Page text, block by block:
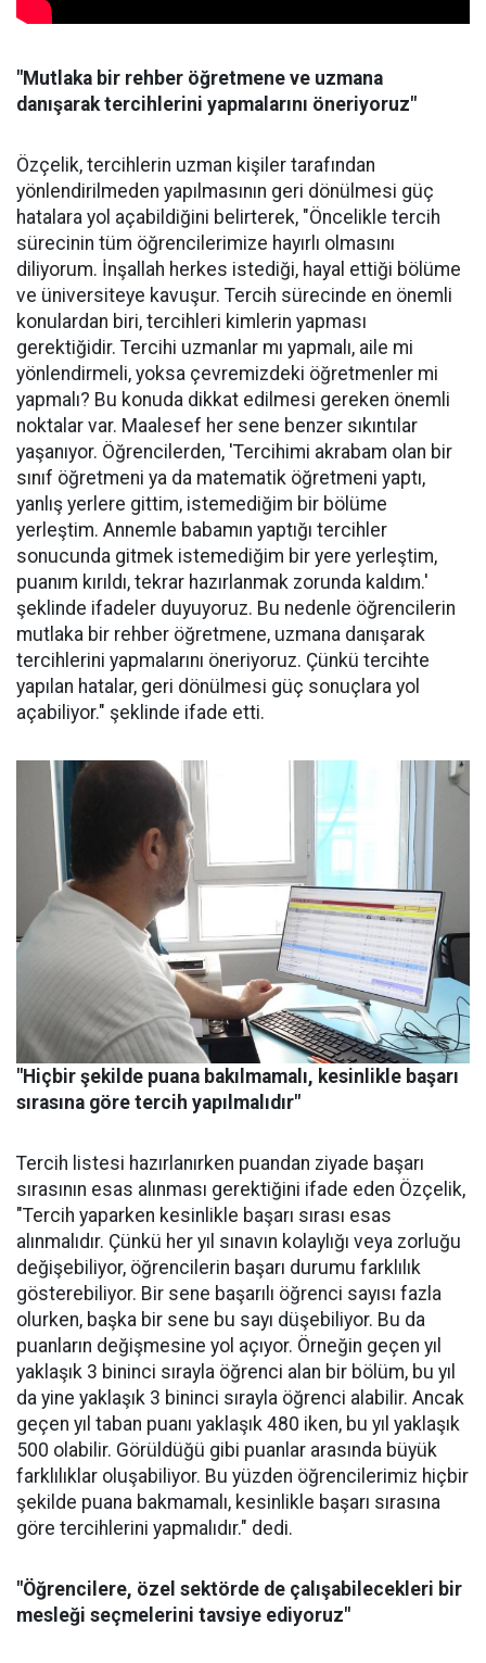
"Mutlaka bir rehber öğretmene ve uzmana
danışarak tercihlerini yapmalarını öneriyoruz"
Özçelik, tercihlerin uzman kişiler tarafından
yönlendirilmeden yapılmasının geri dönülmesi güç
hatalara yol açabildiğini belirterek, "Öncelikle tercih
sürecinin tüm öğrencilerimize hayırlı olmasını
diliyorum. İnşallah herkes istediği, hayal ettiği bölüme
ve üniversiteye kavuşur. Tercih sürecinde en önemli
konulardan biri, tercihleri kimlerin yapması
gerektiğidir. Tercihi uzmanlar mı yapmalı, aile mi
yönlendirmeli, yoksa çevremizdeki öğretmenler mi
yapmalı? Bu konuda dikkat edilmesi gereken önemli
noktalar var. Maalesef her sene benzer sıkıntılar
yaşanıyor. Öğrencilerden, 'Tercihimi akrabam olan bir
sınıf öğretmeni ya da matematik öğretmeni yaptı,
yanlış yerlere gittim, istemediğim bir bölüme
yerleştim. Annemle babamın yaptığı tercihler
sonucunda gitmek istemediğim bir yere yerleştim,
puanım kırıldı, tekrar hazırlanmak zorunda kaldım.'
şeklinde ifadeler duyuyoruz. Bu nedenle öğrencilerin
mutlaka bir rehber öğretmene, uzmana danışarak
tercihlerini yapmalarını öneriyoruz. Çünkü tercihte
yapılan hatalar, geri dönülmesi güç sonuçlara yol
açabiliyor." şeklinde ifade etti.
"Hiçbir şekilde puana bakılmamalı, kesinlikle başarı
sırasına göre tercih yapılmalıdır"
Tercih listesi hazırlanırken puandan ziyade başarı
sırasının esas alınması gerektiğini ifade eden Özçelik,
"Tercih yaparken kesinlikle başarı sırası esas
alınmalıdır. Çünkü her yıl sınavın kolaylığı veya zorluğu
değişebiliyor, öğrencilerin başarı durumu farklılık
gösterebiliyor. Bir sene başarılı öğrenci sayısı fazla
olurken, başka bir sene bu sayı düşebiliyor. Bu da
puanların değişmesine yol açıyor. Örneğin geçen yıl
yaklaşık 3 bininci sırayla öğrenci alan bir bölüm, bu yıl
da yine yaklaşık 3 bininci sırayla öğrenci alabilir. Ancak
geçen yıl taban puanı yaklaşık 480 iken, bu yıl yaklaşık
500 olabilir. Görüldüğü gibi puanlar arasında büyük
farklılıklar oluşabiliyor. Bu yüzden öğrencilerimiz hiçbir
şekilde puana bakmamalı, kesinlikle başarı sırasına
göre tercihlerini yapmalıdır." dedi.
"Öğrencilere, özel sektörde de çalışabilecekleri bir
mesleği seçmelerini tavsiye ediyoruz"